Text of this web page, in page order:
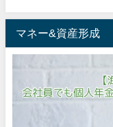
マネー&資産形成